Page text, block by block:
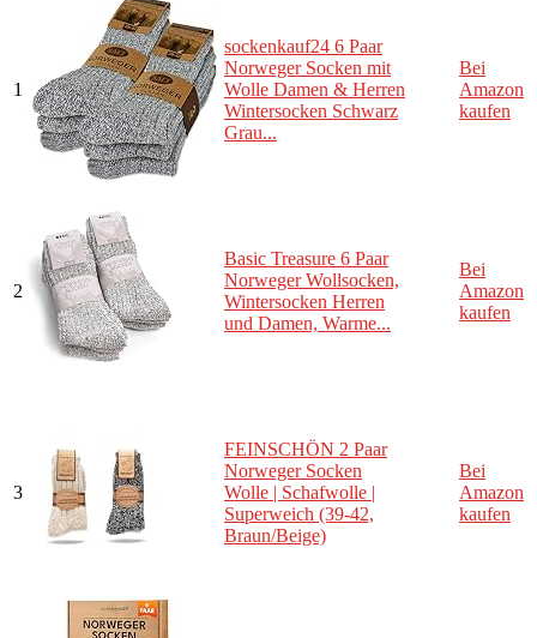
1
sockenkauf24 6 Paar
Norweger Socken mit
Wolle Damen & Herren
Wintersocken Schwarz
Grau...
Bei
Amazon
kaufen
2
Basic Treasure 6 Paar
Norweger Wollsocken,
Wintersocken Herren
und Damen, Warme...
Bei
Amazon
kaufen
3
FEINSCHÖN 2 Paar
Norweger Socken
Wolle | Schafwolle |
Superweich (39-42,
Braun/Beige)
Bei
Amazon
kaufen